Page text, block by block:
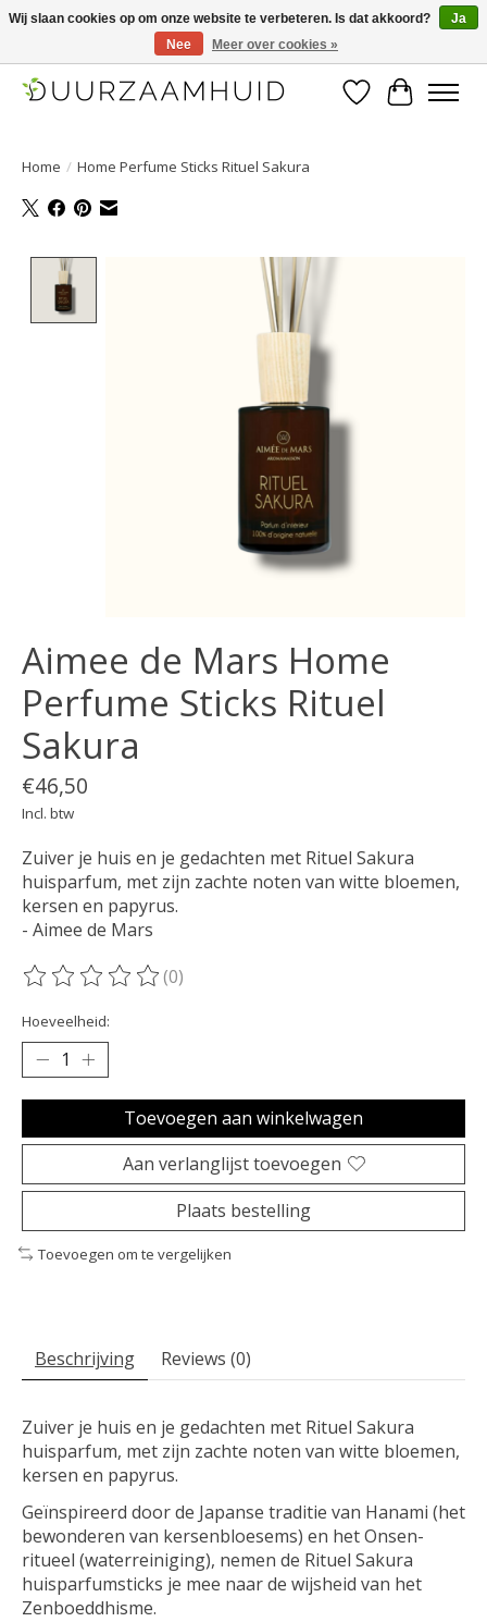
Duurzaamhuid, uw duurzame weg naar een mooie, gezonde huid.
Verlanglijst
Home / Home Perfume Sticks Rituel Sakura
Product image slideshow Items
Aimee de Mars Home
Perfume Sticks Rituel
Sakura
€46,50
Incl. btw
Zuiver je huis en je gedachten met Rituel Sakura
huisparfum, met zijn zachte noten van witte bloemen,
kersen en papyrus.
- Aimee de Mars
De beoordeling van dit product is
(0)
Hoeveelheid:
Toevoegen aan winkelwagen
Aan verlanglijst toevoegen
Plaats bestelling
Toevoegen om te vergelijken
Beschrijving Reviews (0)
Zuiver je huis en je gedachten met Rituel Sakura
huisparfum, met zijn zachte noten van witte bloemen,
kersen en papyrus.
Geïnspireerd door de Japanse traditie van Hanami (het
bewonderen van kersenbloesems) en het Onsen-
ritueel (waterreiniging), nemen de Rituel Sakura
huisparfumsticks je mee naar de wijsheid van het
Zenboeddhisme.
Wij slaan cookies op om onze website te verbeteren. Is dat akkoord?
Ja
Nee
Meer over cookies »